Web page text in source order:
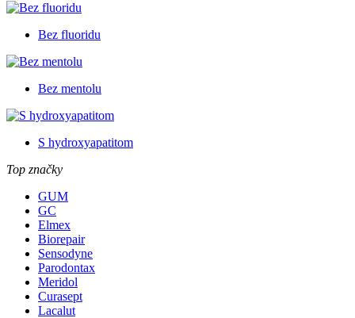
Bez fluoridu
Bez mentolu
S hydroxyapatitom
Top značky
GUM
GC
Elmex
Biorepair
Sensodyne
Parodontax
Meridol
Curasept
Lacalut